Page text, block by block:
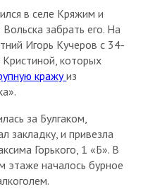
в селе Кряжим и
забрать его. На
Игорь Кучеров с 34-
которых
кражуиз
за Булгаком,
закладку, и привезла
Горького, 1 «Б». В
этаже началось бурное